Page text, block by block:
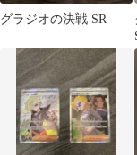
グラジオの決戦 SR